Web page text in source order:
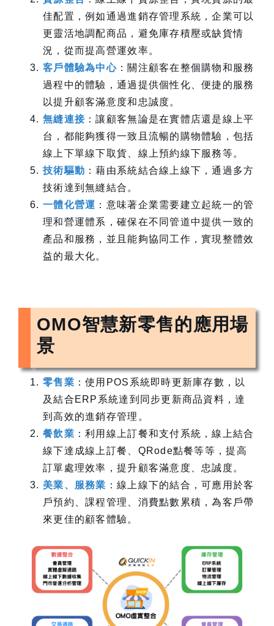
佳配置，例如通過進銷存管理系統，企業可以
更靈活地調配商品，避免庫存積壓或缺貨情
況，從而提高營運效率。
客戶體驗為中心：關注顧客在整個購物和服務
過程中的體驗，通過提供個性化、便捷的服務
以提升顧客滿意度和忠誠度。
無縫連接 ：讓顧客無論是在實體店還是線上平
台，都能夠獲得一致且流暢的購物體驗，包括
線上下單線下取貨、線上預約線下服務等。
技術驅動 ：藉由系統結合線上線下，通過多方
技術達到無縫結合。
一體化營運 ：意味著企業需要建立起統一的管
理和營運體系，確保在不同管道中提供一致的
產品和服務，並且能夠協同工作，實現整體效
益的最大化。
OMO智慧新零售的應用場
景
零售業 ：使用POS系統即時更新庫存數，以
及結合ERP系統達到同步更新商品資料，達
到高效的進銷存管理。
餐飲業 ：利用線上訂餐和支付系統，線上結合
線下達成線上訂餐、QRode點餐等等，提高
訂單處理效率，提升顧客滿意度、忠誠度。
美業、服務業 ：線上線下的結合，可應用於客
戶預約、課程管理、消費點數累積，為客戶帶
來更佳的顧客體驗。